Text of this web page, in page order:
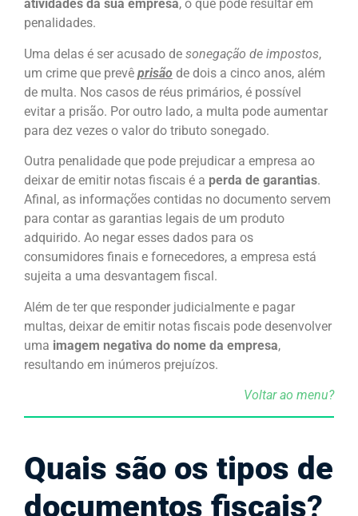
atividades da sua empresa, o que pode resultar em
penalidades.
Uma delas é ser acusado de sonegação de impostos,
um crime que prevê prisão de dois a cinco anos, além
de multa. Nos casos de réus primários, é possível
evitar a prisão. Por outro lado, a multa pode aumentar
para dez vezes o valor do tributo sonegado.
Outra penalidade que pode prejudicar a empresa ao
deixar de emitir notas fiscais é a perda de garantias.
Afinal, as informações contidas no documento servem
para contar as garantias legais de um produto
adquirido. Ao negar esses dados para os
consumidores finais e fornecedores, a empresa está
sujeita a uma desvantagem fiscal.
Além de ter que responder judicialmente e pagar
multas, deixar de emitir notas fiscais pode desenvolver
uma imagem negativa do nome da empresa,
resultando em inúmeros prejuízos.
Voltar ao menu?
Quais são os tipos de
documentos fiscais?